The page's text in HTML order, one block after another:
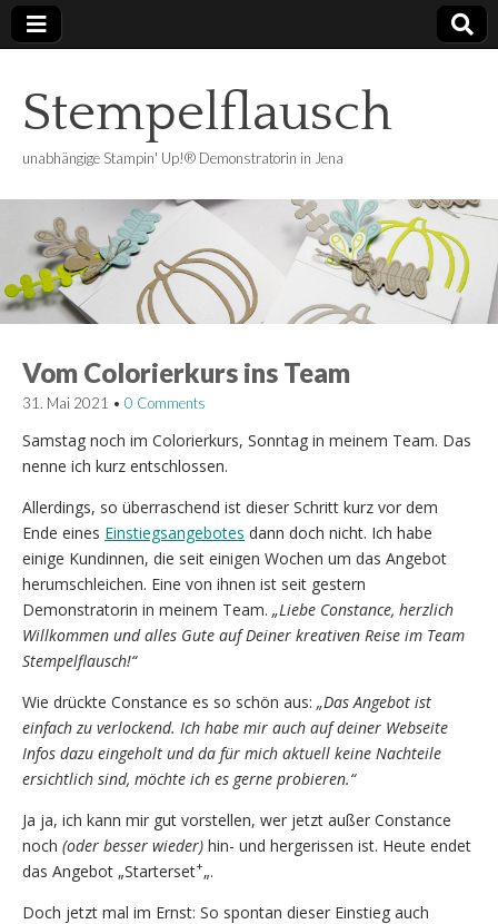
Stempelflausch
unabhängige Stampin' Up!® Demonstratorin in Jena
Vom Colorierkurs ins Team
31. Mai 2021 • 0 Comments
Samstag noch im Colorierkurs, Sonntag in meinem Team. Das
nenne ich kurz entschlossen.
Allerdings, so überraschend ist dieser Schritt kurz vor dem
Ende eines Einstiegsangebotes dann doch nicht. Ich habe
einige Kundinnen, die seit einigen Wochen um das Angebot
herumschleichen. Eine von ihnen ist seit gestern
Demonstratorin in meinem Team. „Liebe Constance, herzlich
Willkommen und alles Gute auf Deiner kreativen Reise im Team
Stempelflausch!“
Wie drückte Constance es so schön aus: „Das Angebot ist
einfach zu verlockend. Ich habe mir auch auf deiner Webseite
Infos dazu eingeholt und da für mich aktuell keine Nachteile
ersichtlich sind, möchte ich es gerne probieren.“
Ja ja, ich kann mir gut vorstellen, wer jetzt außer Constance
noch (oder besser wieder) hin- und hergerissen ist. Heute endet
das Angebot „Starterset+„.
Doch jetzt mal im Ernst: So spontan dieser Einstieg auch